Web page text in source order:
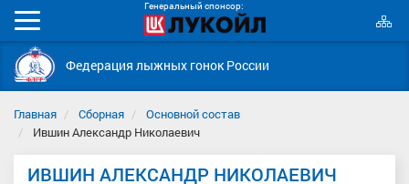
Генеральный спонсор:
Мобильное
меню
Федерация лыжных гонок России
Главная Сборная
Основной состав
Ившин Александр Николаевич
ИВШИН АЛЕКСАНДР НИКОЛАЕВИЧ